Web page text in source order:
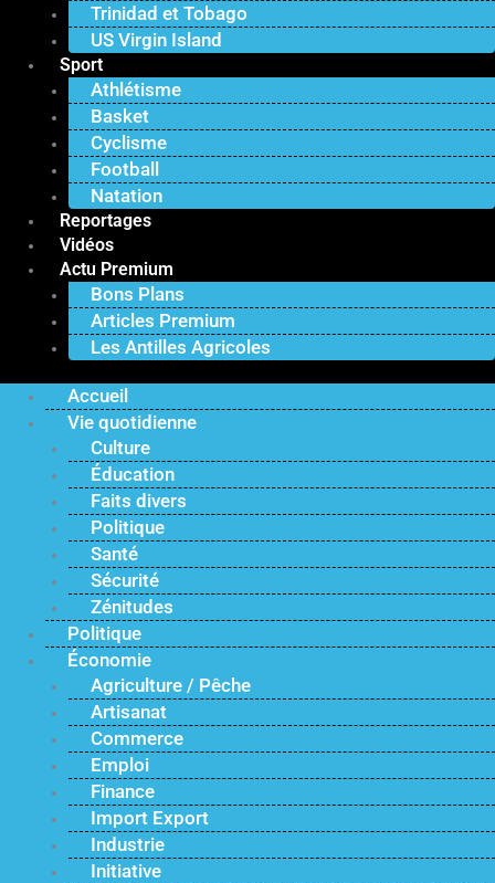
Trinidad et Tobago
US Virgin Island
Sport
Athlétisme
Basket
Cyclisme
Football
Natation
Reportages
Vidéos
Actu Premium
Bons Plans
Articles Premium
Les Antilles Agricoles
Accueil
Vie quotidienne
Culture
Éducation
Faits divers
Politique
Santé
Sécurité
Zénitudes
Politique
Économie
Agriculture / Pêche
Artisanat
Commerce
Emploi
Finance
Import Export
Industrie
Initiative